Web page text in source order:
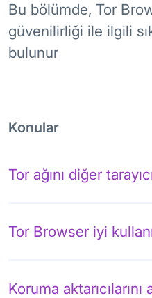
Bu bölümde, Tor
güvenilirliği ile ilgili
bulunur
Konular
Tor ağını diğer
Tor Browser iyi
Koruma aktarıcılarını